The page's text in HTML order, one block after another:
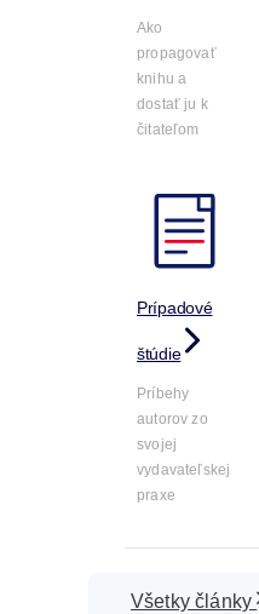
Ako
propagovať
knihu a
dostať ju k
čitateľom
Prípadové
štúdie
Príbehy
autorov zo
svojej
vydavateľskej
praxe
Všetky články